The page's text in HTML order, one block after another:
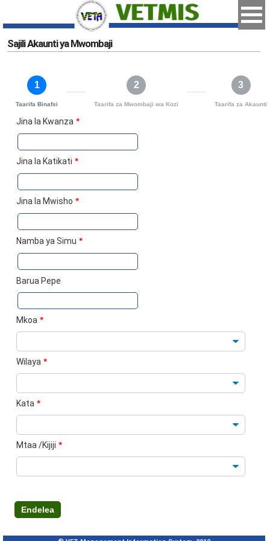
Sajili Akaunti ya Mwombaji
1
Taarifa Binafsi
2
Taarifa za Mwombaji wa Kozi
3
Taarifa za Akaunti
Jina la Kwanza *
Jina la Katikati *
Jina la Mwisho *
Namba ya Simu *
Barua Pepe
Mkoa *
Wilaya *
Kata *
Mtaa /Kijiji *